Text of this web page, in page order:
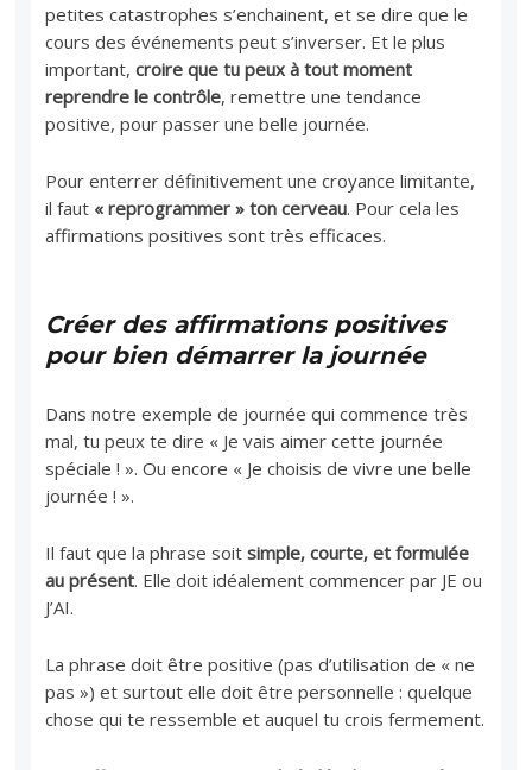
petites catastrophes s’enchainent, et se dire que le
cours des événements peut s’inverser. Et le plus
important,croire que tu peux à tout moment
reprendre le contrôle, remettre une tendance
positive, pour passer une belle journée.
Pour enterrer définitivement une croyance limitante,
il faut « reprogrammer » ton cerveau. Pour cela les
affirmations positives sont très efficaces.
Créer des affirmations positives
pour bien démarrer la journée
Dans notre exemple de journée qui commence très
mal, tu peux te dire « Je vais aimer cette journée
spéciale ! ». Ou encore « Je choisis de vivre une belle
journée ! ».
Il faut que la phrase soitsimple, courte, et formulée
au présent. Elle doit idéalement commencer par JE ou
J’AI.
La phrase doit être positive (pas d’utilisation de « ne
pas ») et surtout elle doit être personnelle : quelque
chose qui te ressemble et auquel tu crois fermement.